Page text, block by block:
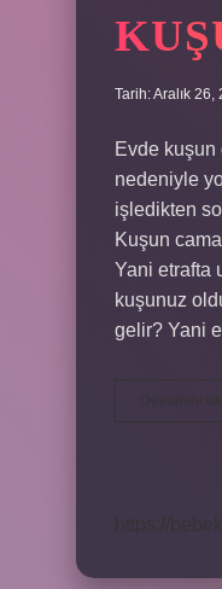
Tarih: Aralık 26,
Evde kuşun
nedeniyle
işledikten
Kuşun
Yani etrafta
kuşunuz
gelir? Yani